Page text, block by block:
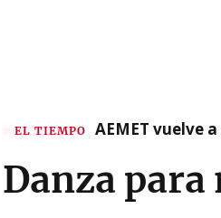
EL TIEMPO AEMET vuelve
Danza